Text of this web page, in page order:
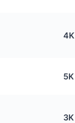
4K
5K
3K